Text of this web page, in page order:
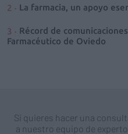
La farmacia, un apoyo
Récord de
Farmacéutico de Oviedo
Si quieres hacer una
a nuestro equipo de